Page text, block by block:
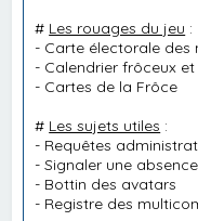
# Les rouages du jeu :
- Carte électorale des
- Calendrier frôceux
- Cartes de la Frôce
# Les sujets utiles :
- Requêtes
-Signaler une absence
- Bottin des avatars
- Registre des